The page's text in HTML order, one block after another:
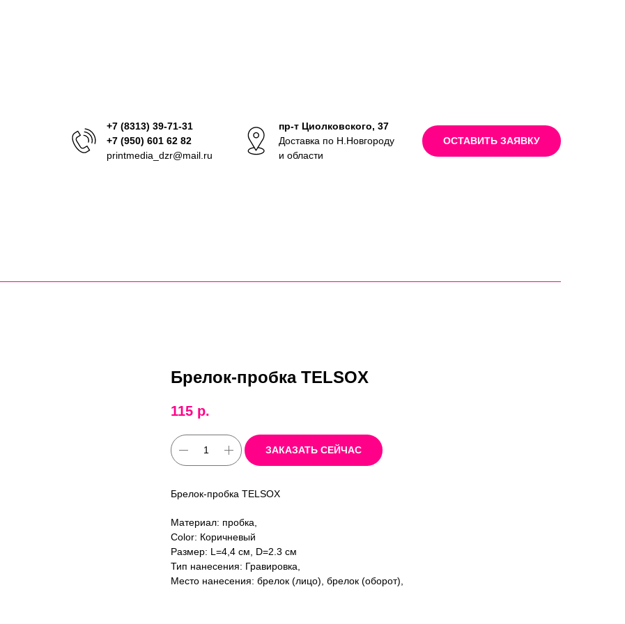
+7 (8313) 39-71-31
+7 (950) 601 62 82
printmedia_dzr@mail.ru
пр-т Циолковского, 37
Доставка по Н.Новгороду
и области
ОСТАВИТЬ ЗАЯВКУ
Брелок-пробка TELSOX
115 р.
ЗАКАЗАТЬ СЕЙЧАС
Брелок-пробка TELSOX
Материал: пробка,
Color: Коричневый
Размер: L=4,4 см, D=2.3 см
Тип нанесения: Гравировка,
Место нанесения: брелок (лицо), брелок (оборот),